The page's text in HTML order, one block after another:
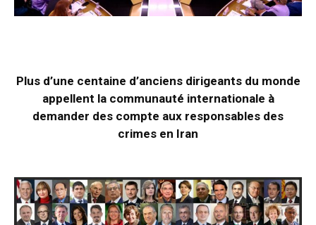
Plus d’une centaine d’anciens dirigeants du monde
appellent la communauté internationale à
demander des compte aux responsables des
crimes en Iran